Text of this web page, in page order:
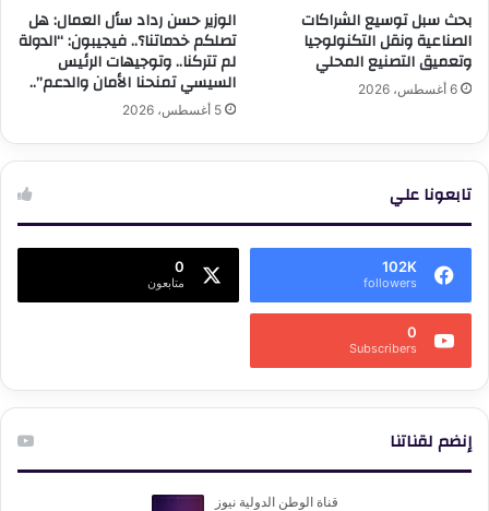
بحث سبل توسيع الشراكات
الصناعية ونقل التكنولوجيا
وتعميق التصنيع المحلي
6 أغسطس، 2026
الوزير حسن رداد سأل العمال: هل
تصلكم خدماتنا؟.. فيجيبون: “الدولة
لم تتركنا.. وتوجيهات الرئيس
السيسي تمنحنا الأمان والدعم”..
5 أغسطس، 2026
تابعونا علي
102K
followers
0
متابعون
0
Subscribers
إنضم لقناتنا